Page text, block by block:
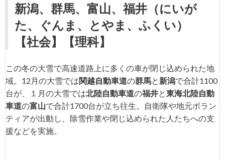
新潟、 群馬、 富山、福井 （にいが
た、ぐんま、とやま、ふくい）
【社会】
【理科】
この冬の大雪で高速道路上に多くの車が閉じ込められた地
域。12月の大雪では関越自動車道の群馬と 新潟で合計1100
台が、１月の大雪では北陸自動車道の福井と東海北陸自動
車道の富山で合計1700台が立ち往生。自衛隊や地元ボラン
ティアが出動し、除雪作業や閉じ込められた人たちへの支
援などを実施。